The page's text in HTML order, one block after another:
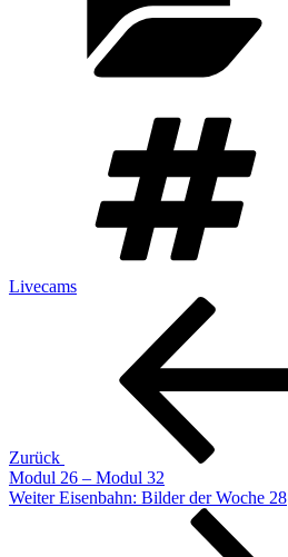
Livecams
Beitragsnavigation
Zurück
Modul 26 – Modul 32
Nächster
Weiter Eisenbahn: Bilder der Woche 28